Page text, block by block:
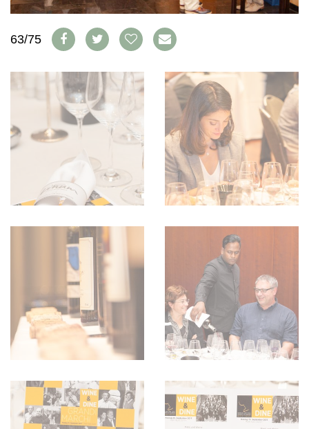
ABO
AUSGABE
ARCHIV
BÜCHER
WEINSZENE
VINOPHILES
ANMELDEN
GEWINNSPIELE
VORTEILSWELT
TRINKREIFETABELLE
ABO
WEINSUCHE
NEWSLETTER
WINE TRADE CLUB
REDAKTION
AGB & DATENSCHUTZ
FAQ
63/75